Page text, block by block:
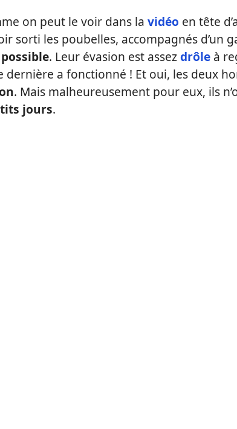
on peut le voir dans la vidéo en tête
sorti les poubelles, accompagnés d’un
. Leur évasion est assezdrôle à
dernière a fonctionné ! Et oui, les deux
. Mais malheureusement pour eux, ils
jours.